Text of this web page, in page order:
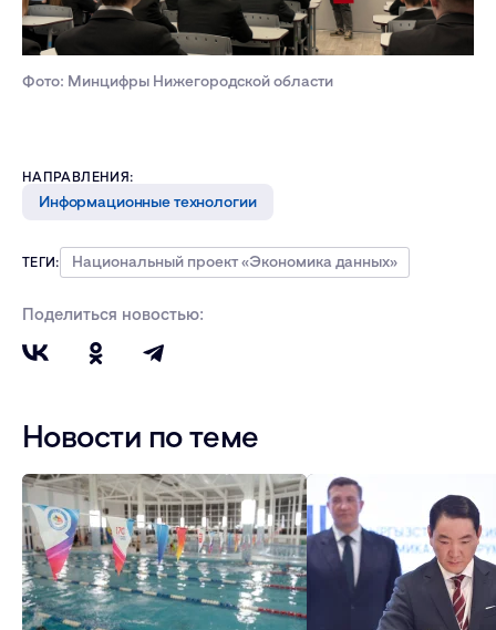
Фото: Минцифры Нижегородской области
НАПРАВЛЕНИЯ:
Информационные технологии
ТЕГИ: Национальный проект «Экономика данных»
Поделиться новостью:
Новости по теме